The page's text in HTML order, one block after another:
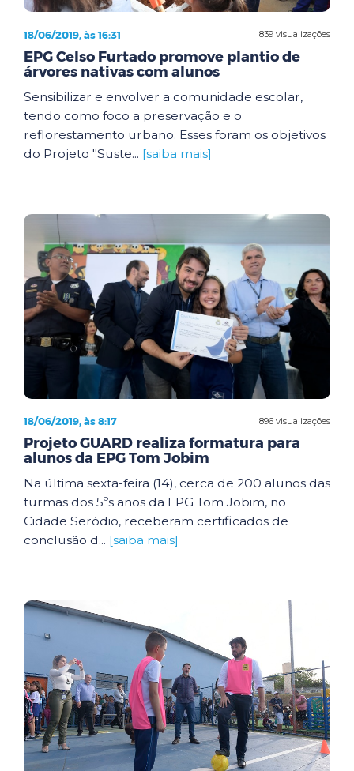
839 visualizações
18/06/2019, às 16:31
EPG Celso Furtado promove plantio de
árvores nativas com alunos
Sensibilizar e envolver a comunidade escolar,
tendo como foco a preservação e o
reflorestamento urbano. Esses foram os objetivos
do Projeto "Suste... [saiba mais]
896 visualizações
18/06/2019, às 8:17
Projeto GUARD realiza formatura para
alunos da EPG Tom Jobim
Na última sexta-feira (14), cerca de 200 alunos das
turmas dos 5ºs anos da EPG Tom Jobim, no
Cidade Seródio, receberam certificados de
conclusão d... [saiba mais]